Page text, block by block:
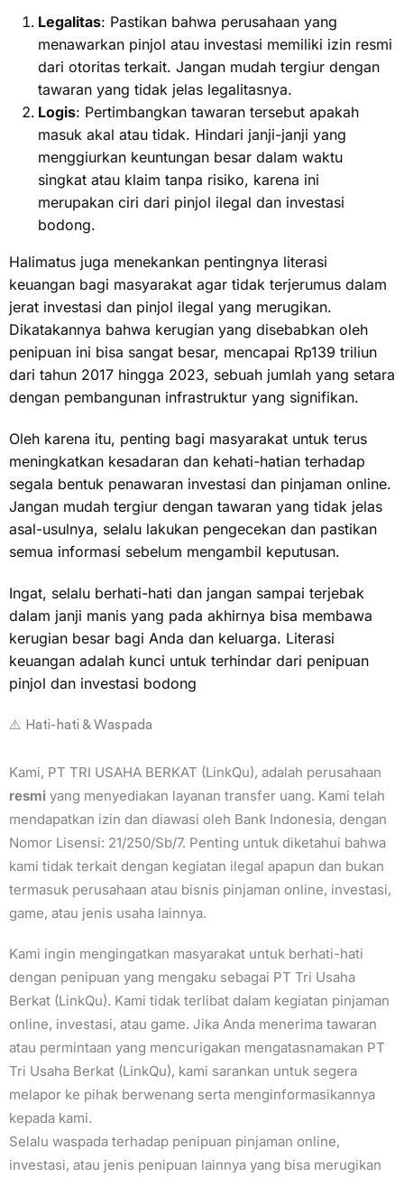
Legalitas: Pastikan bahwa perusahaan yang
menawarkan pinjol atau investasi memiliki izin resmi
dari otoritas terkait. Jangan mudah tergiur dengan
tawaran yang tidak jelas legalitasnya.
Logis: Pertimbangkan tawaran tersebut apakah
masuk akal atau tidak. Hindari janji-janji yang
menggiurkan keuntungan besar dalam waktu
singkat atau klaim tanpa risiko, karena ini
merupakan ciri dari pinjol ilegal dan investasi
bodong.
Halimatus juga menekankan pentingnya literasi
keuangan bagi masyarakat agar tidak terjerumus dalam
jerat investasi dan pinjol ilegal yang merugikan.
Dikatakannya bahwa kerugian yang disebabkan oleh
penipuan ini bisa sangat besar, mencapai Rp139 triliun
dari tahun 2017 hingga 2023, sebuah jumlah yang setara
dengan pembangunan infrastruktur yang signifikan.
Oleh karena itu, penting bagi masyarakat untuk terus
meningkatkan kesadaran dan kehati-hatian terhadap
segala bentuk penawaran investasi dan pinjaman online.
Jangan mudah tergiur dengan tawaran yang tidak jelas
asal-usulnya, selalu lakukan pengecekan dan pastikan
semua informasi sebelum mengambil keputusan.
Ingat, selalu berhati-hati dan jangan sampai terjebak
dalam janji manis yang pada akhirnya bisa membawa
kerugian besar bagi Anda dan keluarga. Literasi
keuangan adalah kunci untuk terhindar dari penipuan
pinjol dan investasi bodong
⚠️ Hati-hati & Waspada
Kami, PT TRI USAHA BERKAT (LinkQu), adalah perusahaan
resmi yang menyediakan layanan transfer uang. Kami telah
mendapatkan izin dan diawasi oleh Bank Indonesia, dengan
Nomor Lisensi: 21/250/Sb/7. Penting untuk diketahui bahwa
kami tidak terkait dengan kegiatan ilegal apapun dan bukan
termasuk perusahaan atau bisnis pinjaman online, investasi,
game, atau jenis usaha lainnya.
Kami ingin mengingatkan masyarakat untuk berhati-hati
dengan penipuan yang mengaku sebagai PT Tri Usaha
Berkat (LinkQu). Kami tidak terlibat dalam kegiatan pinjaman
online, investasi, atau game. Jika Anda menerima tawaran
atau permintaan yang mencurigakan mengatasnamakan PT
Tri Usaha Berkat (LinkQu), kami sarankan untuk segera
melapor ke pihak berwenang serta menginformasikannya
kepada kami.
Selalu waspada terhadap penipuan pinjaman online,
investasi, atau jenis penipuan lainnya yang bisa merugikan